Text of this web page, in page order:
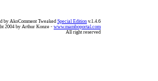
by AkoComment Tweaked Special Edition v.1.4.6
2004 by Arthur Konze - www.mamboportal.com
All right reserved